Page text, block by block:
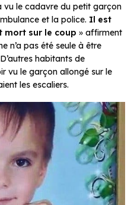
vu le cadavre du petit garçon
et la police. Il est
mort sur le coup » affirment
n’a pas été seule à être
habitants de
vu le garçon allongé sur le
les escaliers.